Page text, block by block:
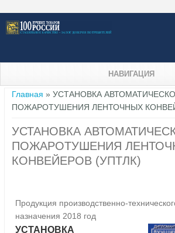
НАВИГАЦИЯ
Вы здесь
Главная » УСТАНОВКА
ПОЖАРОТУШЕНИЯ ЛЕНТОЧНЫХ
УСТАНОВКА
ПОЖАРОТУШЕНИЯ
КОНВЕЙЕРОВ (УПТЛК)
Продукция производственно-
назначения 2018 год
УСТАНОВКА